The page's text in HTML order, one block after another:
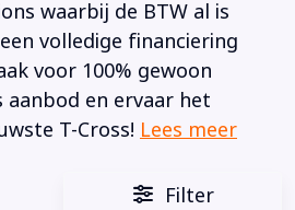
waarbij de BTW al is
volledige financiering
voor 100% gewoon
aanbod en ervaar het
T-Cross! Lees meer
Filter